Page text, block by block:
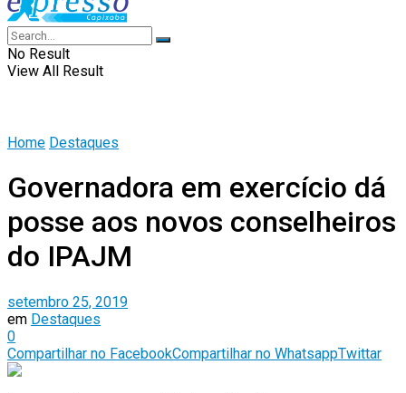
No Result
View All Result
Home Destaques
Governadora em exercício dá
posse aos novos conselheiros
do IPAJM
setembro 25, 2019
em Destaques
0
Compartilhar no FacebookCompartilhar no WhatsappTwittar